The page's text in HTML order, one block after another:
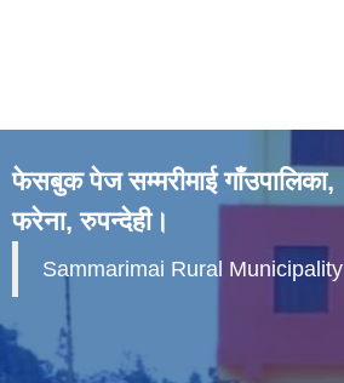
फेसबुक पेज सम्मरीमाई गाँउपालिका,
फरेना, रुपन्देही।
Sammarimai Rural Municipality